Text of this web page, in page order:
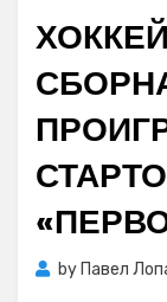
by Павел